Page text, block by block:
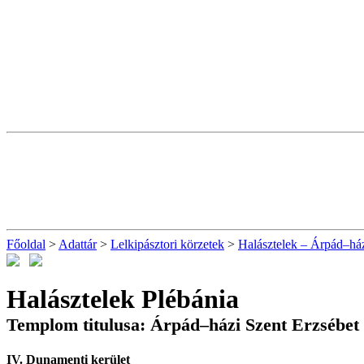
Főoldal > Adattár> Lelkipásztori körzetek > Halásztelek –
Halásztelek Plébánia
Templom titulusa: Árpád–házi Szent Erzsébet
IV. Dunamenti kerület